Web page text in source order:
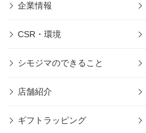
企業情報
CSR・環境
シモジマのできること
店舗紹介
ギフトラッピング